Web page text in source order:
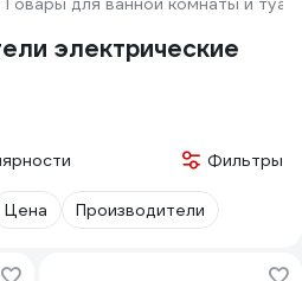
электрические
Фильтры
Цена Производители